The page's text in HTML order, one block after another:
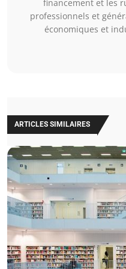
financement et les
professionnels et
économiques et
ARTICLES SIMILAIRES